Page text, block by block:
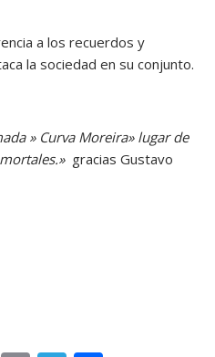
a los recuerdos y
la sociedad en su conjunto.
» Curva Moreira» lugar de
gracias Gustavo